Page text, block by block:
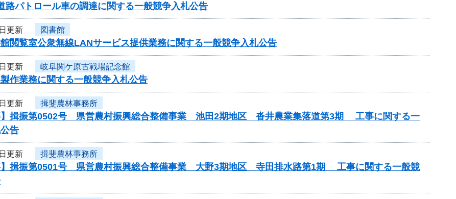
路パトロール車の調達に関する一般競争入札公告
更新 図書館
閲覧室公衆無線LANサービス提供業務に関する一般競争入札公告
更新 岐阜関ケ原古戦場記念館
作業務に関する一般競争入札公告
更新 揖斐農林事務所
】揖振第0502号 県営農村振興総合整備事業 池田2期地区 沓井農業集落道第3期 工事に関する一
告
更新 揖斐農林事務所
】揖振第0501号 県営農村振興総合整備事業 大野3期地区 寺田排水路第1期 工事に関する一般競